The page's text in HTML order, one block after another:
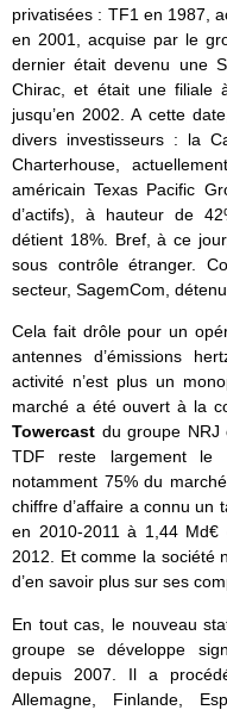
privatisées : TF1 en 1987,
en 2001, acquise par le
dernier était devenu une
Chirac, et était une filiale
jusqu’en 2002. A cette
divers investisseurs : la
Charterhouse,
américain Texas Pacific
d’actifs), à hauteur de
détient 18%. Bref, à ce
sous contrôle étranger.
secteur, SagemCom,
Cela fait drôle pour un
antennes d’émissions
activité n’est plus un
marché a été ouvert à la
Towercast du groupe NRJ
TDF reste largement le
notamment 75% du
chiffre d’affaire a connu un
en 2010-2011 à 1,44 Md€
2012. Et comme la société
d’en savoir plus sur ses
En tout cas, le nouveau
groupe se développe
depuis 2007. Il a
Allemagne, Finlande,